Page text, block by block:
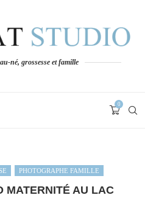
né, grossesse et famille
0
PHOTOGRAPHE FAMILLE
MATERNITÉ AU LAC